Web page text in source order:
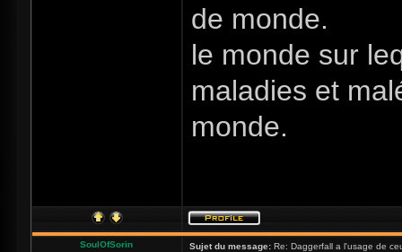
de monde.
le monde sur
maladies et
monde.
SoulOfSorin Sujet du message: Re: Daggerfall a l'usage de